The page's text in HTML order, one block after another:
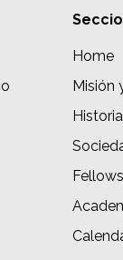
Home
Misión
Historia
Fellows